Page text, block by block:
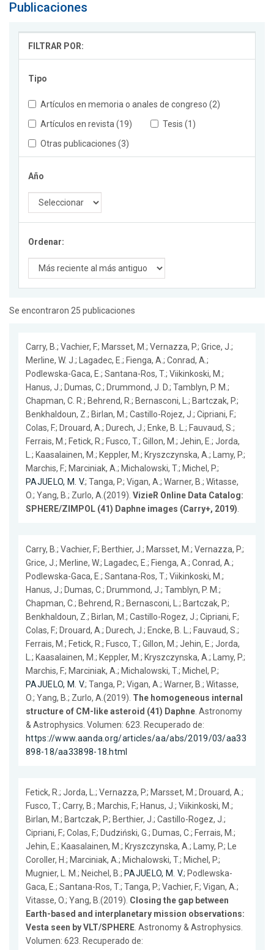
Publicaciones
FILTRAR POR:
Tipo
Artículos en memoria o anales de congreso (2)
Artículos en revista (19)
Tesis (1)
Otras publicaciones (3)
Año
Ordenar:
Se encontraron 25 publicaciones
Carry, B.; Vachier, F.; Marsset, M.; Vernazza, P.; Grice, J.;
Merline, W. J.; Lagadec, E.; Fienga, A.; Conrad, A.;
Podlewska-Gaca, E.; Santana-Ros, T.; Viikinkoski, M.;
Hanus, J.; Dumas, C.; Drummond, J. D.; Tamblyn, P. M.;
Chapman, C. R.; Behrend, R.; Bernasconi, L.; Bartczak, P.;
Benkhaldoun, Z.; Birlan, M.; Castillo-Rojez, J.; Cipriani, F.;
Colas, F.; Drouard, A.; Durech, J.; Enke, B. L.; Fauvaud, S.;
Ferrais, M.; Fetick, R.; Fusco, T.; Gillon, M.; Jehin, E.; Jorda,
L.; Kaasalainen, M.; Keppler, M.; Kryszczynska, A.; Lamy, P.;
Marchis, F.; Marciniak, A.; Michalowski, T.; Michel, P.;
PAJUELO, M. V.; Tanga, P.; Vigan, A.; Warner, B.; Witasse,
O.; Yang, B.; Zurlo, A.(2019). VizieR Online Data Catalog:
SPHERE/ZIMPOL (41) Daphne images (Carry+, 2019).
Carry, B.; Vachier, F.; Berthier, J.; Marsset, M.; Vernazza, P.;
Grice, J.; Merline, W.; Lagadec, E.; Fienga, A.; Conrad, A.;
Podlewska-Gaca, E.; Santana-Ros, T.; Viikinkoski, M.;
Hanus, J.; Dumas, C.; Drummond, J.; Tamblyn, P. M.;
Chapman, C.; Behrend, R.; Bernasconi, L.; Bartczak, P.;
Benkhaldoun, Z.; Birlan, M.; Castillo-Rogez, J.; Cipriani, F.;
Colas, F.; Drouard, A.; Durech, J.; Encke, B. L.; Fauvaud, S.;
Ferrais, M.; Fetick, R.; Fusco, T.; Gillon, M.; Jehin, E.; Jorda,
L.; Kaasalainen, M.; Keppler, M.; Kryszczynska, A.; Lamy, P.;
Marchis, F.; Marciniak, A.; Michalowski, T.; Michel, P.;
PAJUELO, M. V.; Tanga, P.; Vigan, A.; Warner, B.; Witasse,
O.; Yang, B.; Zurlo, A.(2019). The homogeneous internal
structure of CM-like asteroid (41) Daphne. Astronomy
& Astrophysics. Volumen: 623. Recuperado de:
https://www.aanda.org/articles/aa/abs/2019/03/aa33
898-18/aa33898-18.html
Fetick, R.; Jorda, L.; Vernazza, P.; Marsset, M.; Drouard, A.;
Fusco, T.; Carry, B.; Marchis, F.; Hanus, J.; Viikinkoski, M.;
Birlan, M.; Bartczak, P.; Berthier, J.; Castillo-Rogez, J.;
Cipriani, F.; Colas, F.; Dudziński, G.; Dumas, C.; Ferrais, M.;
Jehin, E.; Kaasalainen, M.; Kryszczynska, A.; Lamy, P.; Le
Coroller, H.; Marciniak, A.; Michalowski, T.; Michel, P.;
Mugnier, L. M.; Neichel, B.; PAJUELO, M. V.; Podlewska-
Gaca, E.; Santana-Ros, T.; Tanga, P.; Vachier, F.; Vigan, A.;
Vitasse, O.; Yang, B.(2019). Closing the gap between
Earth-based and interplanetary mission observations:
Vesta seen by VLT/SPHERE. Astronomy & Astrophysics.
Volumen: 623. Recuperado de: